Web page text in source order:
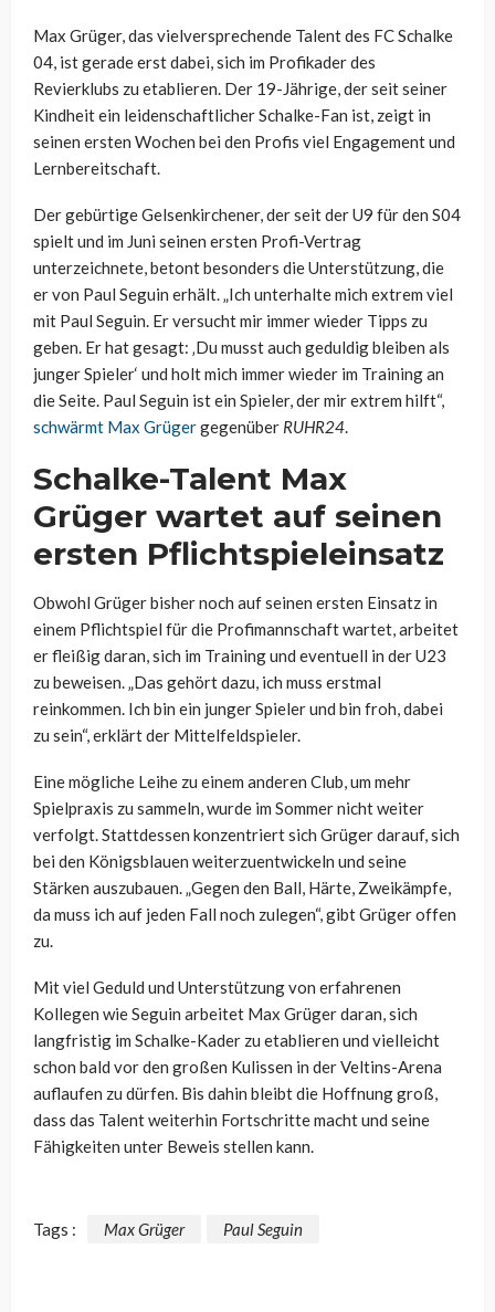
Max Grüger, das vielversprechende Talent des FC Schalke
04, ist gerade erst dabei, sich im Profikader des
Revierklubs zu etablieren. Der 19-Jährige, der seit seiner
Kindheit ein leidenschaftlicher Schalke-Fan ist, zeigt in
seinen ersten Wochen bei den Profis viel Engagement und
Lernbereitschaft.
Der gebürtige Gelsenkirchener, der seit der U9 für den S04
spielt und im Juni seinen ersten Profi-Vertrag
unterzeichnete, betont besonders die Unterstützung, die
er von Paul Seguin erhält. „Ich unterhalte mich extrem viel
mit Paul Seguin. Er versucht mir immer wieder Tipps zu
geben. Er hat gesagt: ‚Du musst auch geduldig bleiben als
junger Spieler‘ und holt mich immer wieder im Training an
die Seite. Paul Seguin ist ein Spieler, der mir extrem hilft“,
schwärmt Max Grügergegenüber RUHR24.
Schalke-Talent Max
Grüger wartet auf seinen
ersten Pflichtspieleinsatz
Obwohl Grüger bisher noch auf seinen ersten Einsatz in
einem Pflichtspiel für die Profimannschaft wartet, arbeitet
er fleißig daran, sich im Training und eventuell in der U23
zu beweisen. „Das gehört dazu, ich muss erstmal
reinkommen. Ich bin ein junger Spieler und bin froh, dabei
zu sein“, erklärt der Mittelfeldspieler.
Eine mögliche Leihe zu einem anderen Club, um mehr
Spielpraxis zu sammeln, wurde im Sommer nicht weiter
verfolgt. Stattdessen konzentriert sich Grüger darauf, sich
bei den Königsblauen weiterzuentwickeln und seine
Stärken auszubauen. „Gegen den Ball, Härte, Zweikämpfe,
da muss ich auf jeden Fall noch zulegen“, gibt Grüger offen
zu.
Mit viel Geduld und Unterstützung von erfahrenen
Kollegen wie Seguin arbeitet Max Grüger daran, sich
langfristig im Schalke-Kader zu etablieren und vielleicht
schon bald vor den großen Kulissen in der Veltins-Arena
auflaufen zu dürfen. Bis dahin bleibt die Hoffnung groß,
dass das Talent weiterhin Fortschritte macht und seine
Fähigkeiten unter Beweis stellen kann.
Tags : Max Grüger Paul Seguin